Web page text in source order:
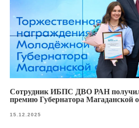
Сотрудник ИБПС ДВО РАН
премию Губернатора Магаданской
15.12.2025